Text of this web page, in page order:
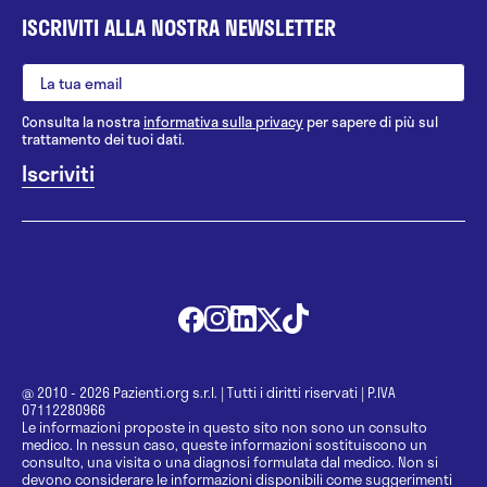
(winspir); elettrocardiografo Cardioline
ISCRIVITI ALLA NOSTRA NEWSLETTER
Consulta la nostrainformativa sulla privacy per sapere di più sul
trattamento dei tuoi dati.
@ 2010 - 2026 Pazienti.org s.r.l. | Tutti i diritti riservati | P.IVA
07112280966
Le informazioni proposte in questo sito non sono un consulto
medico. In nessun caso, queste informazioni sostituiscono un
consulto, una visita o una diagnosi formulata dal medico. Non si
devono considerare le informazioni disponibili come suggerimenti